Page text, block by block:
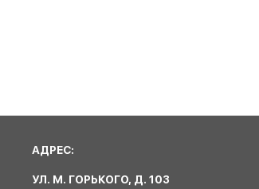
АДРЕС:
УЛ. М. ГОРЬКОГО, Д. 103